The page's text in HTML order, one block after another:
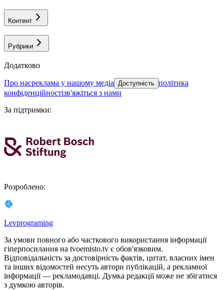
Контент
Рубрики
Додатково
про насреклама у нашому медіа Доступність політика
конфіденційностізв'яжіться з нами
За підтримки:
Розроблено:
Levprograming
За умови повного або часткового використання iнформацiї
гіперпосилання на tvoemisto.tv є обов'язковим.
Відповідальність за достовірність фактів, цитат, власних імен
та інших відомостей несуть автори публікацій, а рекламної
інформації — рекламодавці. Думка редакцiї може не збiгатися
з думкою авторiв.